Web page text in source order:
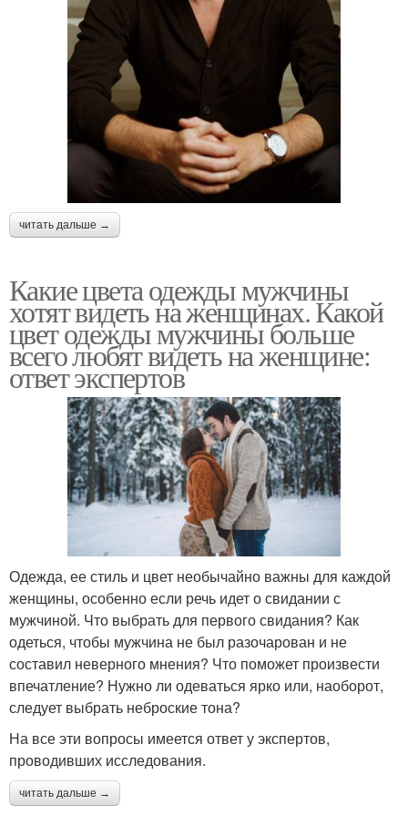
читать дальше →
Какие цвета одежды мужчины
хотят видеть на женщинах. Какой
цвет одежды мужчины больше
всего любят видеть на женщине:
ответ экспертов
Одежда, ее стиль и цвет необычайно важны для каждой
женщины, особенно если речь идет о свидании с
мужчиной. Что выбрать для первого свидания? Как
одеться, чтобы мужчина не был разочарован и не
составил неверного мнения? Что поможет произвести
впечатление? Нужно ли одеваться ярко или, наоборот,
следует выбрать неброские тона?
На все эти вопросы имеется ответ у экспертов,
проводивших исследования.
читать дальше →